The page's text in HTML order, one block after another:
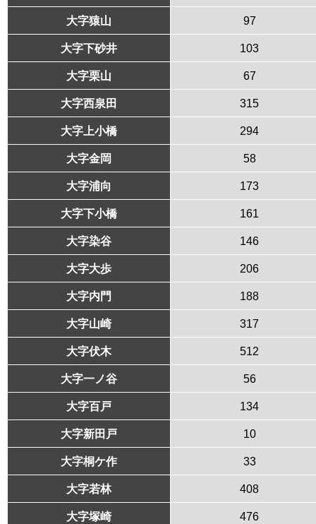
大字猿山 97
大字下砂井 103
大字栗山 67
大字西泉田 315
大字上小橋 294
大字金岡 58
大字浦向 173
大字下小橋 161
大字染谷 146
大字大歩 206
大字内門 188
大字山崎 317
大字伏木 512
大字一ノ谷 56
大字百戸 134
大字新田戸 10
大字桐ケ作 33
大字若林 408
大字塚崎 476